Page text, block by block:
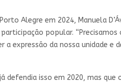
Alegre em 2024, Manuela
popular. “Precisamos
expressão da nossa unidade e
isso em 2020, mas que